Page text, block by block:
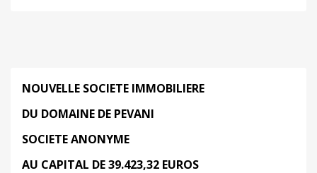
NOUVELLE SOCIETE IMMOBILIERE
DU DOMAINE DE PEVANI
SOCIETE ANONYME
AU CAPITAL DE 39.423,32 EUROS